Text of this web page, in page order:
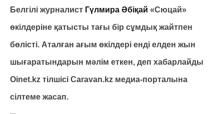
Белгілі журналист Гүлмира Әбіқай «Сюцай»
өкілдеріне қатысты тағы бір сұмдық жайтпен
бөлісті. Аталған ағым өкілдері енді елден жын
шығаратындарын мәлім еткен, деп хабарлайды
Oinet.kz тілшісі Caravan.kz медиа-порталына
сілтеме жасап.